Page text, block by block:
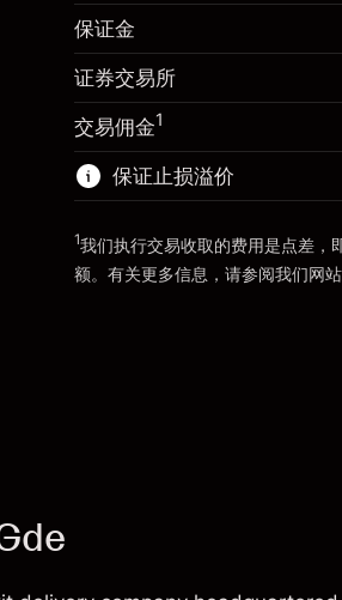
来自头寸全值的费用
使用杠杆的交易规模（大约
来自杠杆的资金 - 美元（
前往平台
来自头寸全值的费用
使用杠杆的交易规模（大约
来自杠杆的资金 - 美元（
保证金
证券交易所
交易佣金1
保证止损溢价
“
1我们执行交易收取的费用是点差，
额。有关更多信息，请参阅我们网